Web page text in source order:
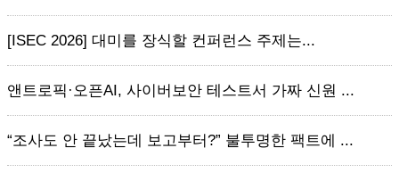
[ISEC 2026] 대미를 장식할 컨퍼런스 주제는...
앤트로픽·오픈AI, 사이버보안 테스트서 가짜 신원 ...
“조사도 안 끝났는데 보고부터?” 불투명한 팩트에 ...